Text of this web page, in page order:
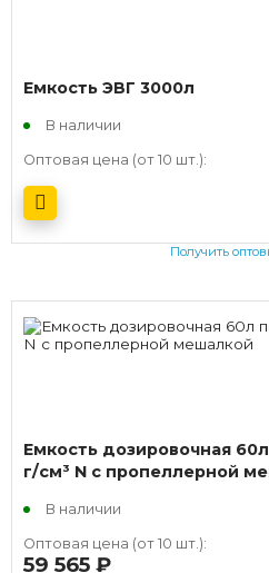
Емкость ЭВГ 3000л
В наличии
Оптовая цена (от 10 шт.):
Получить
Емкость дозировочная
г/см³ N с пропеллерной
В наличии
Оптовая цена (от 10 шт.):
59 565